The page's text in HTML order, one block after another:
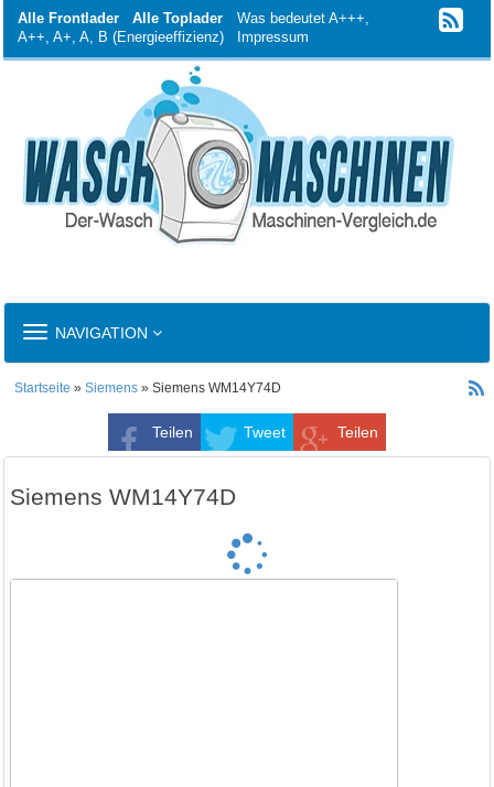
Alle Frontlader Alle Toplader
Was bedeutet A+++,
A++, A+, A, B (Energieeffizienz)
Impressum
TOGGLE
NAVIGATION
Startseite » Siemens » Siemens WM14Y74D
Teilen Tweet Teilen
Siemens WM14Y74D